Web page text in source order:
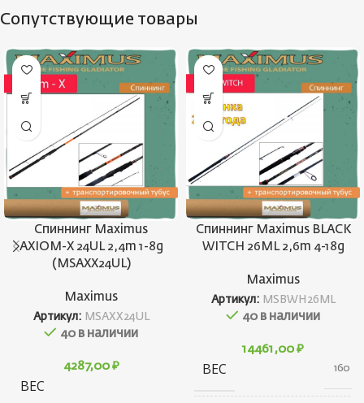
Сопутствующие товары
Спиннинг Maximus
AXIOM-X 24UL 2,4m 1-8g
(MSAXX24UL)
Maximus
Артикул: MSAXX24UL
40 в наличии
4287,00 ₽
ВЕС
Спиннинг Maximus BLACK
WITCH 26ML 2,6m 4-18g
Maximus
Артикул: MSBWH26ML
40 в наличии
14461,00 ₽
ВЕС 160 г